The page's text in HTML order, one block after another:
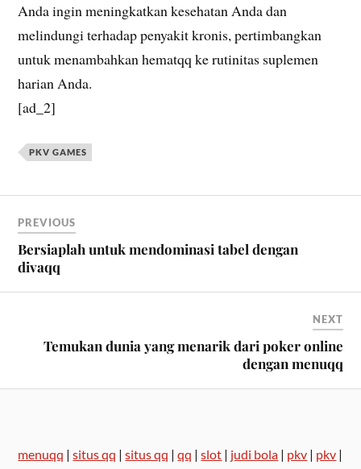
Anda ingin meningkatkan kesehatan Anda dan
melindungi terhadap penyakit kronis, pertimbangkan
untuk menambahkan hematqq ke rutinitas suplemen
harian Anda.
[ad_2]
PKV GAMES
PREVIOUS
Bersiaplah untuk mendominasi tabel dengan
divaqq
NEXT
Temukan dunia yang menarik dari poker online
dengan menuqq
menuqq |situs qq |situs qq |qq |slot | judi bola | pkv | pkv |